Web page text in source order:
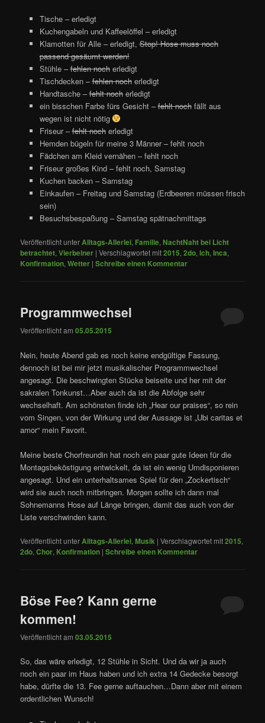
Tische – erledigt
Kuchengabeln und Kaffeelöffel – erledigt
Klamotten für Alle – erledigt,Stop! Hose muss noch
passend gesäumt werden!
Stühle –fehlen nocherledigt
Tischdecken –fehlen nocherledigt
Handtasche –fehlt nocherledigt
ein bisschen Farbe fürs Gesicht –fehlt nochfällt aus
wegen ist nicht nötig
Friseur –fehlt nocherledigt
Hemden bügeln für meine 3 Männer – fehlt noch
Fädchen am Kleid vernähen – fehlt noch
Friseur großes Kind – fehlt noch, Samstag
Kuchen backen – Samstag
Einkaufen – Freitag und Samstag (Erdbeeren müssen frisch
sein)
Besuchsbespaßung – Samstag spätnachmittags
Veröffentlicht unterAlltags-Allerlei, Familie,NachtNaht bei Licht
betrachtet,Vierbeiner |Verschlagwortet mit2015,2do,ich,Inca,
Konfirmation,Wetter |Schreibe einen Kommentar
Programmwechsel
Veröffentlicht am05.05.2015
Nein, heute Abend gab es noch keine endgültige Fassung,
dennoch ist bei mir jetzt musikalischer Programmwechsel
angesagt. Die beschwingten Stücke beiseite und her mit der
sakralen Tonkunst…Aber auch da ist die Abfolge sehr
wechselhaft. Am schönsten finde ich „Hear our praises“, so rein
vom Singen, von der Wirkung und der Aussage ist „Ubi caritas et
amor“ mein Favorit.
Meine beste Chorfreundin hat noch ein paar gute Ideen für die
Montagsbeköstigung entwickelt, da ist ein wenig Umdisponieren
angesagt. Und ein unterhaltsames Spiel für den „Zockertisch“
wird sie auch noch mitbringen. Morgen sollte ich dann mal
Sohnemanns Hose auf Länge bringen, damit das auch von der
Liste verschwinden kann.
Veröffentlicht unterAlltags-Allerlei,Musik |Verschlagwortet mit2015,
2do,Chor, Konfirmation |Schreibe einen Kommentar
Böse Fee? Kann gerne
kommen!
Veröffentlicht am03.05.2015
So, das wäre erledigt, 12 Stühle in Sicht. Und da wir ja auch
noch ein paar im Haus haben und ich extra 14 Gedecke besorgt
habe, dürfte die 13. Fee gerne auftauchen…Dann aber mit einem
ordentlichen Wunsch!